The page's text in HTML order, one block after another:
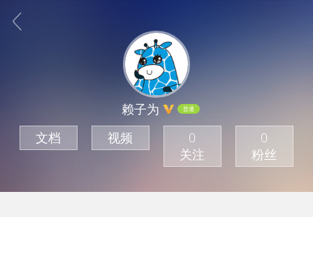
赖子为 普通
文档 视频
0
关注
0
粉丝